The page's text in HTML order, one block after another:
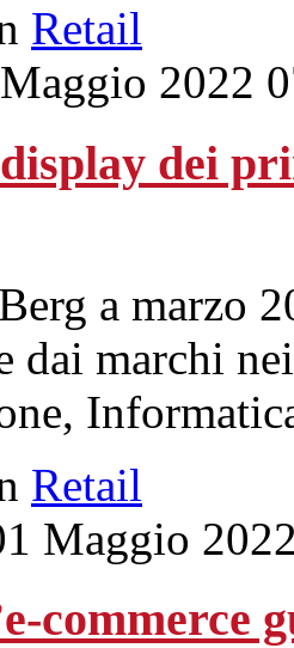
Retail
2022
dei
a marzo
dai marchi
Retail
Maggio
commerce